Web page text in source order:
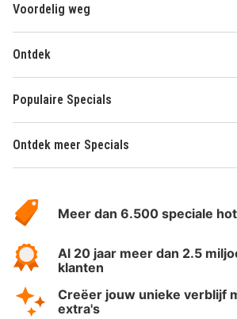
Voordelig weg
Ontdek
Populaire Specials
Ontdek meer Specials
HotelSpecials
Meer dan 6.500 speciale
Al 20 jaar meer dan 2.5
klanten
Creëer jouw unieke verblijf
extra's